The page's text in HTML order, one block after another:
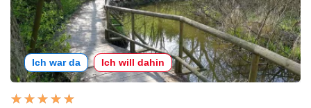
Ich war da Ich will dahin